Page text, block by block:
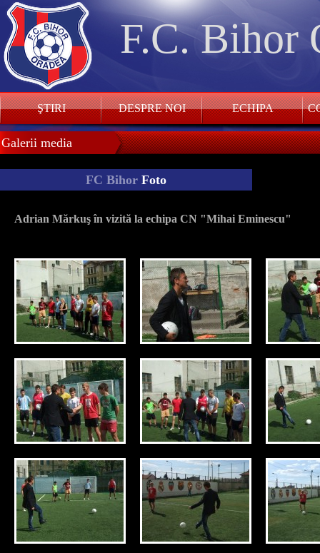
F.C. Bihor
ŞTIRI DESPRE NOI ECHIPA
Galerii media
FC Bihor Foto
Adrian Mărkuş în vizită la echipa CN "Mihai Eminescu"